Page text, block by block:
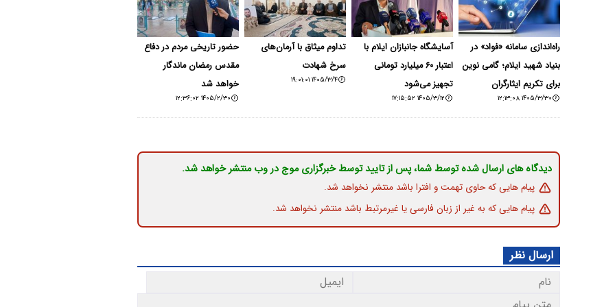
راه‌اندازی سامانه «فواد» در
بنیاد شهید ایلام؛ گامی نوین
برای تکریم ایثارگران
۱۴۰۵/۳/۳۰ ۱۲:۱۳:۰۸
آسایشگاه جانبازان ایلام با
اعتبار ۶۰ میلیارد تومانی
تجهیز می‌شود
۱۴۰۵/۳/۱۲ ۱۷:۱۵:۵۲
تداوم میثاق با آرمان‌های
سرخ شهادت
۱۴۰۵/۳/۴ ۱۹:۰۱:۰۱
حضور تاریخی مردم در دفاع
مقدس رمضان ماندگار
خواهد شد
۱۴۰۵/۲/۳۰ ۱۲:۳۶:۰۲
دیدگاه های ارسال شده توسط شما، پس از تایید توسط خبرگزاری موج در وب منتشر خواهد شد.
پیام هایی که حاوی تهمت و افترا باشد منتشر نخواهد شد.
پیام هایی که به غیر از زبان فارسی یا غیرمرتبط باشد منتشر نخواهد شد.
ارسال نظر